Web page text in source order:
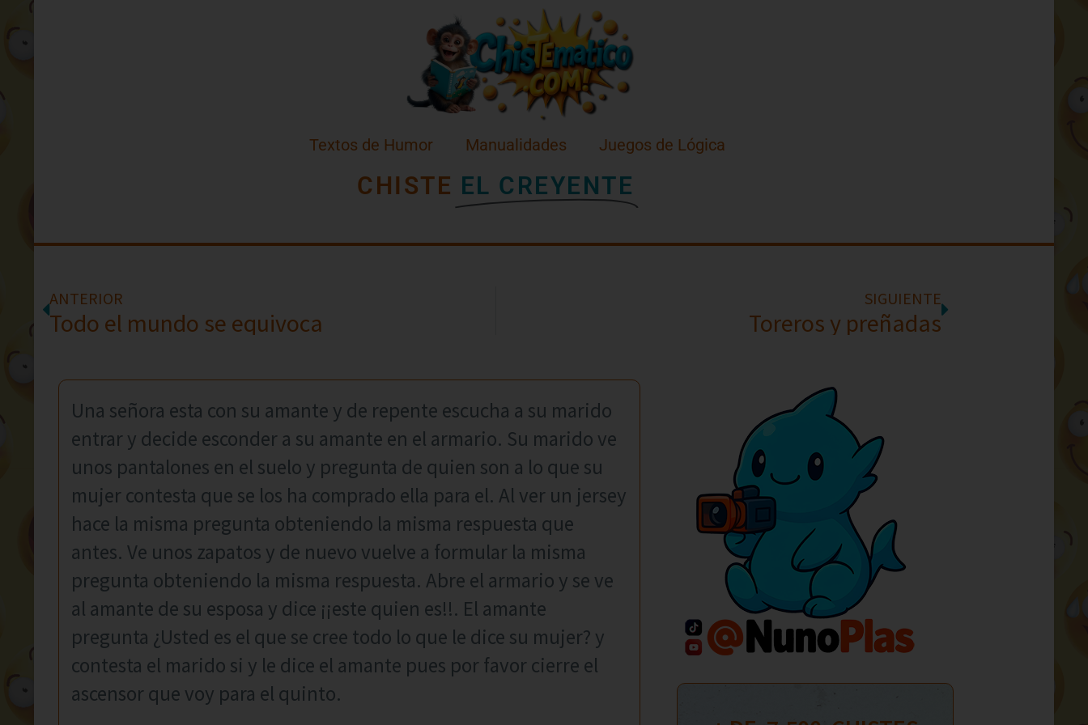
Textos de Humor Manualidades Juegos de Lógica
CHISTE EL CREYENTE
ANTERIOR
Todo el mundo se equivoca
SIGUIENTE
Toreros y preñadas
Una señora esta con su amante y de repente escucha a su marido
entrar y decide esconder a su amante en el armario. Su marido ve
unos pantalones en el suelo y pregunta de quien son a lo que su
mujer contesta que se los ha comprado ella para el. Al ver un jersey
hace la misma pregunta obteniendo la misma respuesta que
antes. Ve unos zapatos y de nuevo vuelve a formular la misma
pregunta obteniendo la misma respuesta. Abre el armario y se ve
al amante de su esposa y dice ¡¡este quien es!!. El amante
pregunta ¿Usted es el que se cree todo lo que le dice su mujer? y
contesta el marido si y le dice el amante pues por favor cierre el
ascensor que voy para el quinto.